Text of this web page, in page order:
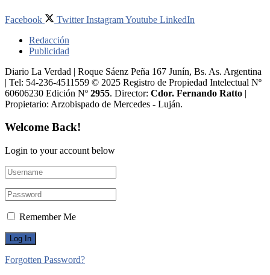
Facebook Twitter InstagramYoutube LinkedIn
Redacción
Publicidad
Diario La Verdad | Roque Sáenz Peña 167 Junín, Bs. As. Argentina
| Tel: 54-236-4511559 © 2025 Registro de Propiedad Intelectual Nº
60606230 Edición Nº 2955. Director:​ Cdor. Fernando Ratto |
Propietario:​ Arzobispado de Mercedes - Luján.
Welcome Back!
Login to your account below
Remember Me
Forgotten Password?